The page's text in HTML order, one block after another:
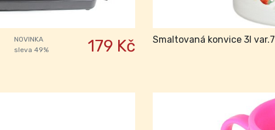
NOVINKA
sleva 49%
179 Kč Smaltovaná konvice 3l var.7